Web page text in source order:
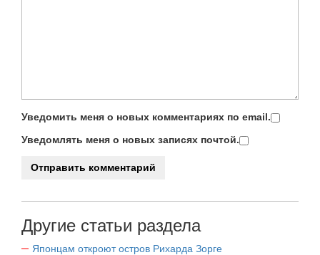
Уведомить меня о новых комментариях по email.
Уведомлять меня о новых записях почтой.
Другие статьи раздела
Японцам откроют остров Рихарда Зорге